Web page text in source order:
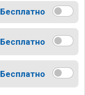
Бесплатно
Бесплатно
Бесплатно